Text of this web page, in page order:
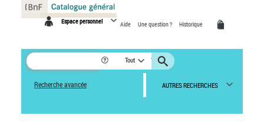
Espace personnel Aide Une question ? Historique
Tout
Recherche avancée AUTRES RECHERCHES
Panneau de gestion des cookies